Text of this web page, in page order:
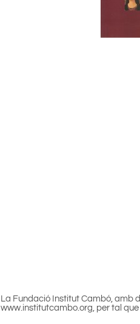
La Fundació Institut Cambó, amb
www.institutcambo.org, per tal